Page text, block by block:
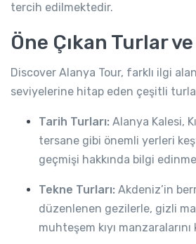
tercih edilmektedir.
Öne Çıkan Turlar
Discover Alanya Tour, farklı ilgi
seviyelerine hitap eden çeşitli
Tarih Turları: Alanya Kalesi,
tersane gibi önemli yerleri
geçmişi hakkında bilgi
Tekne Turları: Akdeniz’in
düzenlenen gezilerle, gizli
muhteşem kıyı